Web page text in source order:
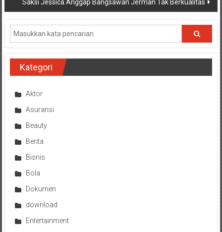
Saksi Jessica Anggap Bangsawan Jerman Tak Berkualitas
Kategori
Aktor
Asuransi
Beauty
Berita
Bisnis
Bola
Dokumen
download
Entertainment